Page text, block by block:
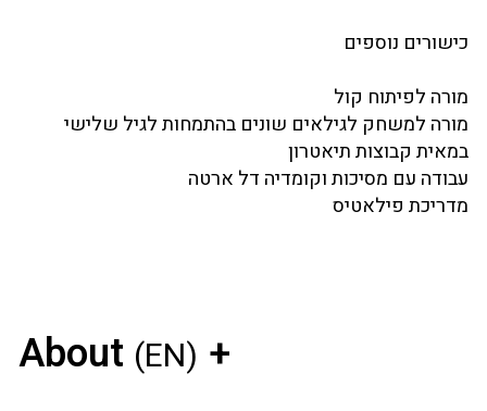
כישורים נוספים
מורה לפיתוח קול
מורה למשחק לגילאים שונים בהתמחות לגיל שלישי
במאית קבוצות תיאטרון
עבודה עם מסיכות וקומדיה דל ארטה
מדריכת פילאטיס
About (EN)